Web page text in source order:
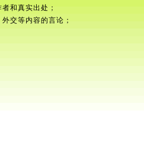
和真实出处；
交等内容的言论；